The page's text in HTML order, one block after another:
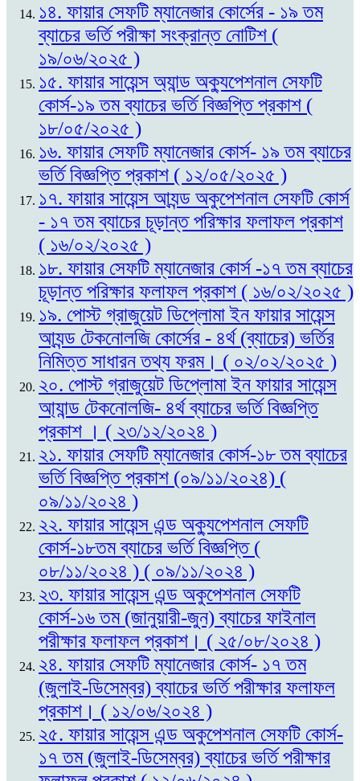
১৪. ফায়ার সেফটি ম্যানেজার কোর্সের - ১৯ তম
ব্যাচের ভর্তি পরীক্ষা সংক্রান্ত নোটিশ (
১৯/০৬/২০২৫ )
১৫. ফায়ার সায়েন্স অ্যান্ড অক্যুপেশনাল সেফটি
কোর্স-১৯ তম ব্যাচের ভর্তি বিজ্ঞপ্তি প্রকাশ (
১৮/০৫/২০২৫ )
১৬. ফায়ার সেফটি ম্যানেজার কোর্স- ১৯ তম ব্যাচের
ভর্তি বিজ্ঞপ্তি প্রকাশ ( ১২/০৫/২০২৫ )
১৭. ফায়ার সায়েন্স আ্যন্ড অকুপেশনাল সেফটি কোর্স
- ১৭ তম ব্যাচের চূড়ান্ত পরিক্ষার ফলাফল প্রকাশ
( ১৬/০২/২০২৫ )
১৮. ফায়ার সেফটি ম্যানেজার কোর্স -১৭ তম ব্যাচের
চূড়ান্ত পরিক্ষার ফলাফল প্রকাশ ( ১৬/০২/২০২৫ )
১৯. পোস্ট গ্রাজুয়েট ডিপ্লোমা ইন ফায়ার সায়েন্স
আ্যন্ড টেকনোলজি কোর্সের - ৪র্থ (ব্যাচের) ভর্তির
নিমিত্ত সাধারন তথ্য ফরম। ( ০২/০২/২০২৫ )
২০. পোস্ট গ্রাজুয়েট ডিপ্লোমা ইন ফায়ার সায়েন্স
আ্যান্ড টেকনোলজি- ৪র্থ ব্যাচের ভর্তি বিজ্ঞপ্তি
প্রকাশ । ( ২৩/১২/২০২৪ )
২১. ফায়ার সেফটি ম্যানেজার কোর্স-১৮ তম ব্যাচের
ভর্তি বিজ্ঞপ্তি প্রকাশ (০৯/১১/২০২৪) (
০৯/১১/২০২৪ )
২২. ফায়ার সায়েন্স এন্ড অক্যুপেশনাল সেফটি
কোর্স-১৮তম ব্যাচের ভর্তি বিজ্ঞপ্তি (
০৮/১১/২০২৪ ) ( ০৯/১১/২০২৪ )
২৩. ফায়ার সায়েন্স এন্ড অকুপেশনাল সেফটি
কোর্স-১৬ তম (জানুয়ারী-জুন) ব্যাচের ফাইনাল
পরীক্ষার ফলাফল প্রকাশ। ( ২৫/০৮/২০২৪ )
২৪. ফায়ার সেফটি ম্যানেজার কোর্স- ১৭ তম
(জুলাই-ডিসেম্বর) ব্যাচের ভর্তি পরীক্ষার ফলাফল
প্রকাশ। ( ১২/০৬/২০২৪ )
২৫. ফায়ার সায়েন্স এন্ড অকুপেশনাল সেফটি কোর্স-
১৭ তম (জুলাই-ডিসেম্বর) ব্যাচের ভর্তি পরীক্ষার